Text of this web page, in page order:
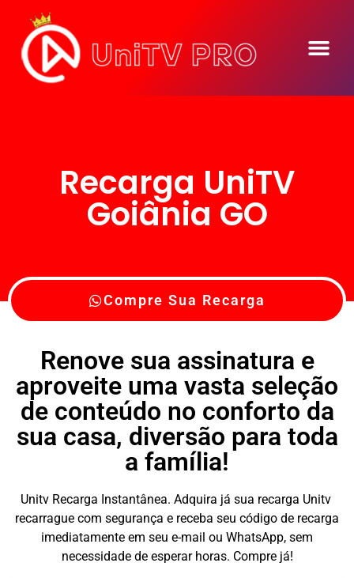
Recarga UniTV
Goiânia GO
Compre Sua Recarga
Renove sua assinatura e
aproveite uma vasta seleção
de conteúdo no conforto da
sua casa, diversão para toda
a família!
Unitv Recarga Instantânea. Adquira já sua recarga Unitv
recarrague com segurança e receba seu código de recarga
imediatamente em seu e-mail ou WhatsApp, sem
necessidade de esperar horas. Compre já!